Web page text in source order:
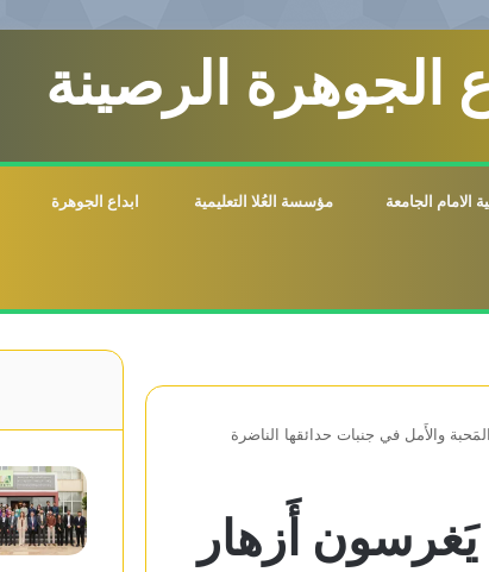
الجوهرة الرصينة
الامام الجامعة مؤسسة العُلا التعليمية ابداع الجوهرة
والأَمل في جنبات حدائقها الناضرة
أَزهار